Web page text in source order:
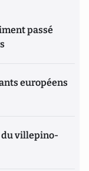
passé
européens
du villepino-